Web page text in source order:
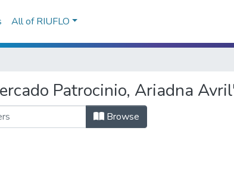
All of RIUFLO
Patrocinio, Ariadna
Browse